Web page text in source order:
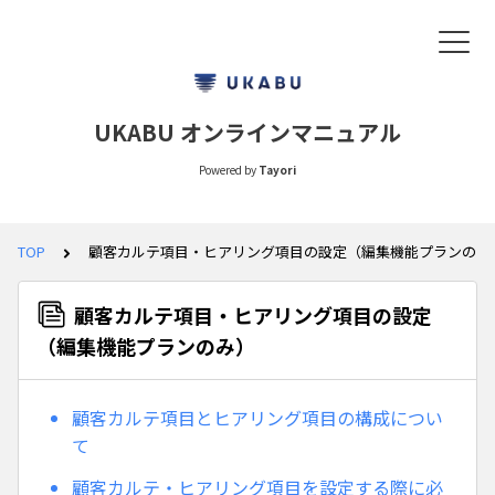
UKABU オンラインマニュアル
Powered by Tayori
TOP 顧客カルテ項目・ヒアリング項目の設定（編集機能プランのみ
顧客カルテ項目・ヒアリング項目の設定
（編集機能プランのみ）
顧客カルテ項目とヒアリング項目の構成につい
て
顧客カルテ・ヒアリング項目を設定する際に必